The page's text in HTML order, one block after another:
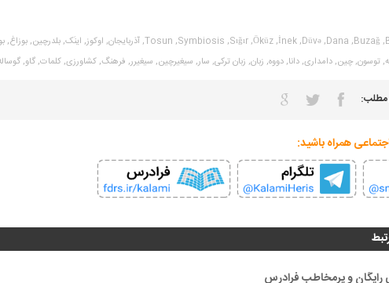
Buzağ,
Dana,
Düvə,
İnek,
Öküz,
Sığır,
Symbiosis,
Tosun, آذربایجان, اوکوز, اینَک,بلدرچین,بوزاغ,
توسون,چین,دامداری,دانا,دووه, زبان, زبان ترکی, سار, سیغیرچین, سیغیرر, فرهنگ,کشاورزی,کلمات,گاو,
مطلب:
همراه باشید:
و پرمخاطب فرادرس